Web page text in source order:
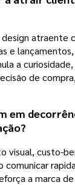
atraente
e
a
de
em
visual, custo-
a marca